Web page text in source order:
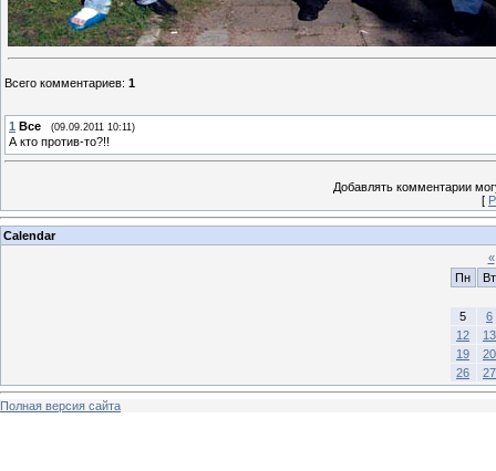
Всего комментариев: 1
1 Все (09.09.2011 10:11)
А кто против-то?!!
Добавлять комментарии
[
Calendar
«
Пн
Вт
5
6
12
13
19
20
26
27
Полная версия сайта